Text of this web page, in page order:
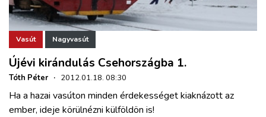
Vasút Nagyvasút
Újévi kirándulás Csehországba 1.
Tóth Péter · 2012.01.18. 08:30
Ha a hazai vasúton minden érdekességet kiaknázott az
ember, ideje körülnézni külföldön is!